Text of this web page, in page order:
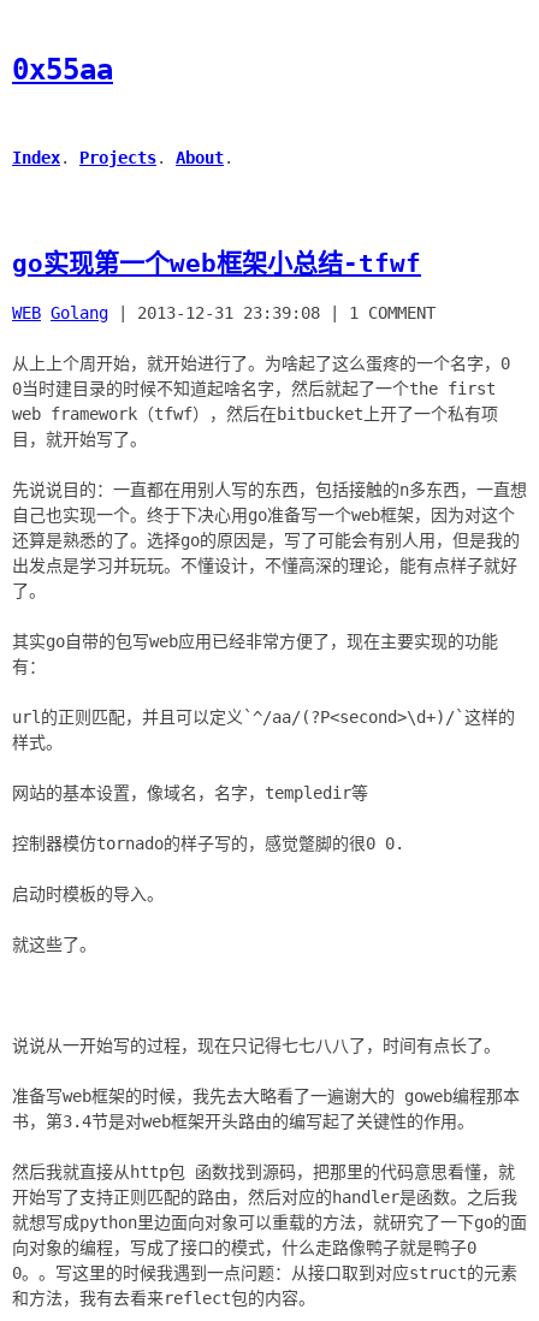
0x55aa
Index. Projects. About.
go实现第一个web框架小总结-tfwf
WEB Golang 2013-12-31 23:39:08 1 COMMENT
从上上个周开始，就开始进行了。为啥起了这么蛋疼的一个名字，0
0当时建目录的时候不知道起啥名字，然后就起了一个the first
web framework（tfwf），然后在bitbucket上开了一个私有项
目，就开始写了。
先说说目的：一直都在用别人写的东西，包括接触的n多东西，一直想
自己也实现一个。终于下决心用go准备写一个web框架，因为对这个
还算是熟悉的了。选择go的原因是，写了可能会有别人用，但是我的
出发点是学习并玩玩。不懂设计，不懂高深的理论，能有点样子就好
了。
其实go自带的包写web应用已经非常方便了，现在主要实现的功能
有：
url的正则匹配，并且可以定义`^/aa/(?P<second>\d+)/`这样的
样式。
网站的基本设置，像域名，名字，templedir等
控制器模仿tornado的样子写的，感觉蹩脚的很0 0.
启动时模板的导入。
就这些了。
说说从一开始写的过程，现在只记得七七八八了，时间有点长了。
准备写web框架的时候，我先去大略看了一遍谢大的 goweb编程那本
书，第3.4节是对web框架开头路由的编写起了关键性的作用。
然后我就直接从http包 函数找到源码，把那里的代码意思看懂，就
开始写了支持正则匹配的路由，然后对应的handler是函数。之后我
就想写成python里边面向对象可以重载的方法，就研究了一下go的面
向对象的编程，写成了接口的模式，什么走路像鸭子就是鸭子0
0。。写这里的时候我遇到一点问题：从接口取到对应struct的元素
和方法，我有去看来reflect包的内容。